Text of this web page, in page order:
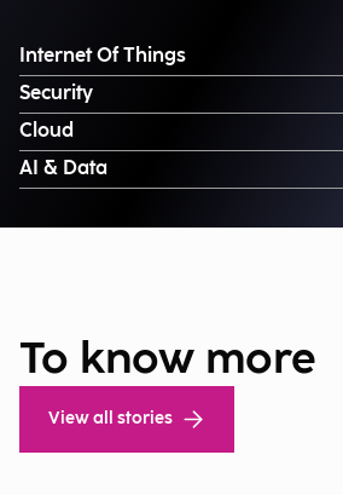
Internet Of Things
Security
Cloud
AI & Data
To know more
View all stories